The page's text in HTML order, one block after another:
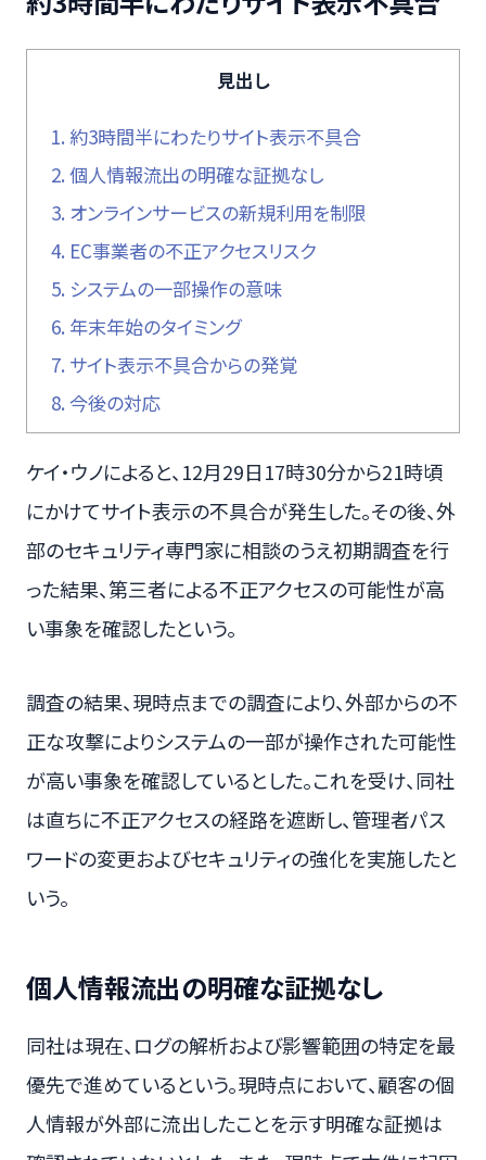
見出し
1. 約3時間半にわたりサイト表示不具合
2. 個人情報流出の明確な証拠なし
3. オンラインサービスの新規利用を制限
4. EC事業者の不正アクセスリスク
5. システムの一部操作の意味
6. 年末年始のタイミング
7. サイト表示不具合からの発覚
8. 今後の対応
ケイ・ウノによると、12月29日17時30分から21時頃
にかけてサイト表示の不具合が発生した。その後、外
部のセキュリティ専門家に相談のうえ初期調査を行
った結果、第三者による不正アクセスの可能性が高
い事象を確認したという。
調査の結果、現時点までの調査により、外部からの不
正な攻撃によりシステムの一部が操作された可能性
が高い事象を確認しているとした。これを受け、同社
は直ちに不正アクセスの経路を遮断し、管理者パス
ワードの変更およびセキュリティの強化を実施したと
いう。
個人情報流出の明確な証拠なし
同社は現在、ログの解析および影響範囲の特定を最
優先で進めているという。現時点において、顧客の個
人情報が外部に流出したことを示す明確な証拠は